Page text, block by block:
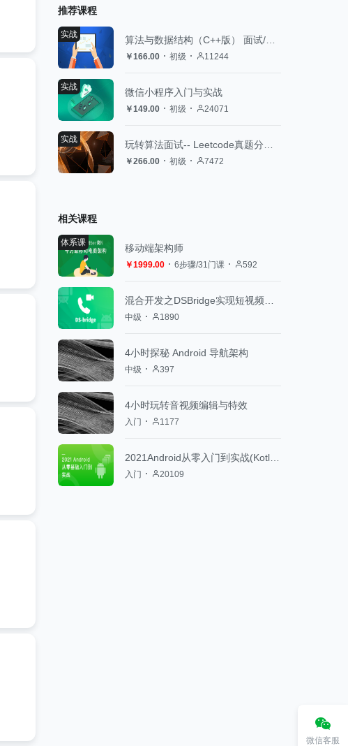
推荐课程
实战
￥166.00 初级 11244
实战 微信小程序入门与实战
￥149.00 初级 24071
实战
￥266.00 初级 7472
相关课程
体系课 移动端架构师
￥1999.00 6步骤/31门课 592
中级 1890
4小时探秘 Android 导航架构
中级 397
4小时玩转音视频编辑与特效
入门 1177
入门 20109
微信客服